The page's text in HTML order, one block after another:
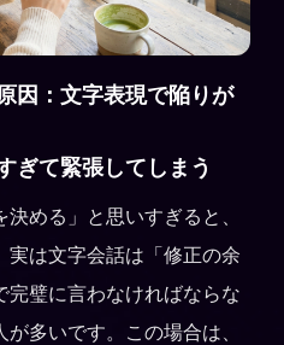
因：文字表現で陥りが
ぎて緊張してしまう
決める」と思いすぎると、
実は文字会話は「修正の余
完璧に言わなければならな
多いです。この場合は、